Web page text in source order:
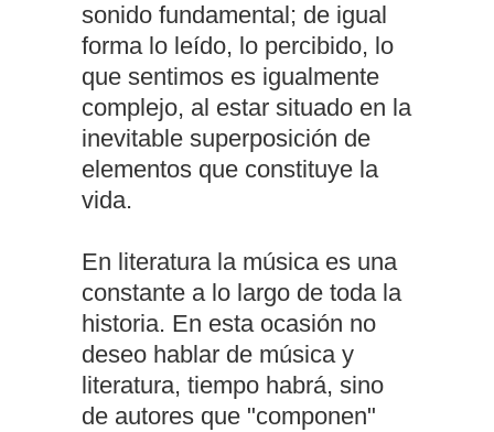
sonido fundamental; de igual
forma lo leído, lo percibido, lo
que sentimos es igualmente
complejo, al estar situado en la
inevitable superposición de
elementos que constituye la
vida.
En literatura la música es una
constante a lo largo de toda la
historia. En esta ocasión no
deseo hablar de música y
literatura, tiempo habrá, sino
de autores que "componen"